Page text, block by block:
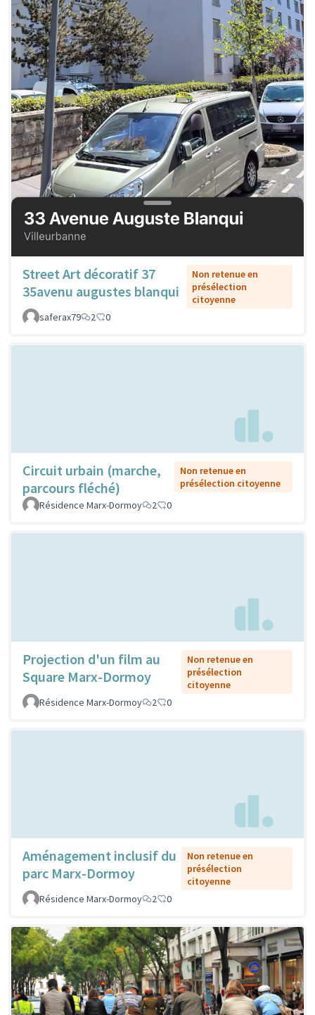
Street Art décoratif 37
35avenu augustes blanqui
Non retenue en
présélection
citoyenne
saferax79
2 0
Circuit urbain (marche,
parcours fléché)
Non retenue en
présélection citoyenne
Résidence Marx-Dormoy
2 0
Projection d'un film au
Square Marx-Dormoy
Non retenue en
présélection
citoyenne
Résidence Marx-Dormoy
2 0
Aménagement inclusif du
parc Marx-Dormoy
Non retenue en
présélection
citoyenne
Résidence Marx-Dormoy
2 0